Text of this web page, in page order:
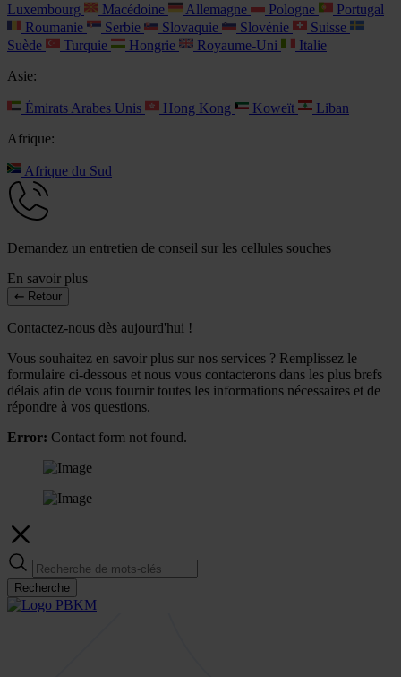
Luxembourg
Macédoine Allemagne Pologne
Portugal
Roumanie
Serbie Slovaquie Slovénie
Suisse
Suède
Turquie Hongrie Royaume-Uni
Italie
Asie:
Émirats Arabes Unis Hong Kong Koweït
Liban
Afrique:
Afrique du Sud
Demandez un entretien de conseil sur les cellules souches
En savoir plus
Retour
Contactez-nous dès aujourd'hui !
Vous souhaitez en savoir plus sur nos services ? Remplissez le
formulaire ci-dessous et nous vous contacterons dans les plus brefs
délais afin de vous fournir toutes les informations nécessaires et de
répondre à vos questions.
Error: Contact form not found.
Recherche